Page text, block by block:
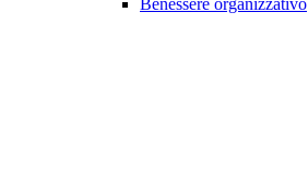
Benessere organizzativo